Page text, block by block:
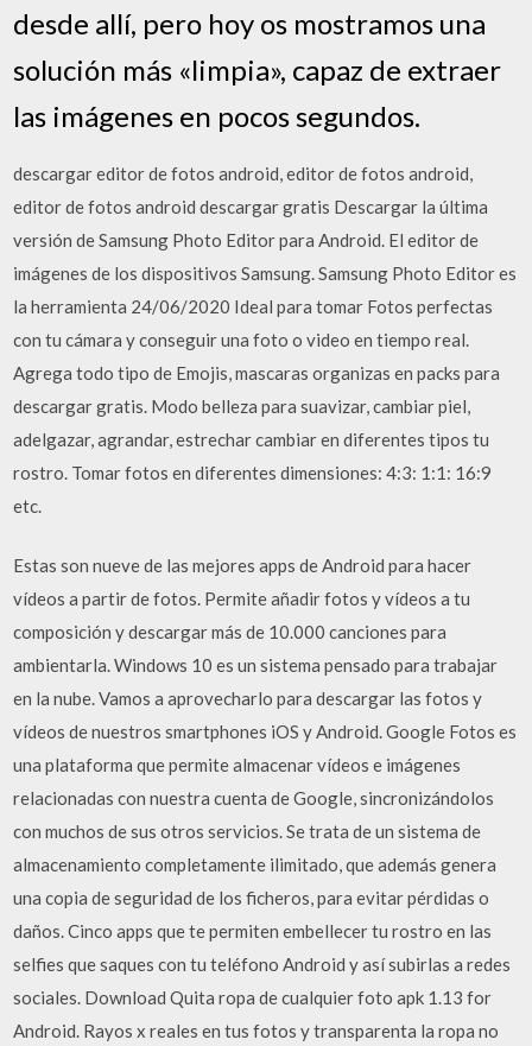
desde allí­, pero hoy os mostramos una
solución más «limpia», capaz de extraer
las imágenes en pocos segundos.
descargar editor de fotos android, editor de fotos android,
editor de fotos android descargar gratis Descargar la última
versión de Samsung Photo Editor para Android. El editor de
imágenes de los dispositivos Samsung. Samsung Photo Editor es
la herramienta 24/06/2020 Ideal para tomar Fotos perfectas
con tu cámara y conseguir una foto o video en tiempo real.
Agrega todo tipo de Emojis, mascaras organizas en packs para
descargar gratis. Modo belleza para suavizar, cambiar piel,
adelgazar, agrandar, estrechar cambiar en diferentes tipos tu
rostro. Tomar fotos en diferentes dimensiones: 4:3: 1:1: 16:9
etc.
Estas son nueve de las mejores apps de Android para hacer
vídeos a partir de fotos. Permite añadir fotos y vídeos a tu
composición y descargar más de 10.000 canciones para
ambientarla. Windows 10 es un sistema pensado para trabajar
en la nube. Vamos a aprovecharlo para descargar las fotos y
vídeos de nuestros smartphones iOS y Android. Google Fotos es
una plataforma que permite almacenar vídeos e imágenes
relacionadas con nuestra cuenta de Google, sincronizándolos
con muchos de sus otros servicios. Se trata de un sistema de
almacenamiento completamente ilimitado, que además genera
una copia de seguridad de los ficheros, para evitar pérdidas o
daños. Cinco apps que te permiten embellecer tu rostro en las
selfies que saques con tu teléfono Android y así subirlas a redes
sociales. Download Quita ropa de cualquier foto apk 1.13 for
Android. Rayos x reales en tus fotos y transparenta la ropa no